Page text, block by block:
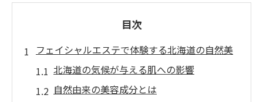
目次
フェイシャルエステで体験する北海道の自然美
北海道の気候が与える肌への影響
自然由来の美容成分とは